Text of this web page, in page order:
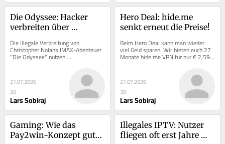
Die Odyssee: Hacker
verbreiten über
Schadsoftware
Die illegale Verbreitung von
Christopher Nolans IMAX-Abenteuer
"Die Odyssee" nutzen
Cyberkriminelle für ihre Zwecke aus.
21.07.2026
20
Lars Sobiraj
Hero Deal: hide.me
senkt erneut die Preise!
Beim Hero Deal kann man wieder
viel Geld sparen. Wir bieten euch 27
Monate hide.me VPN für nur € 2,59
netto monatlich an, jetzt zuschlagen!
21.07.2026
30
Lars Sobiraj
Gaming: Wie das
Pay2win-Konzept gute
Illegales IPTV: Nutzer
fliegen oft erst Jahre